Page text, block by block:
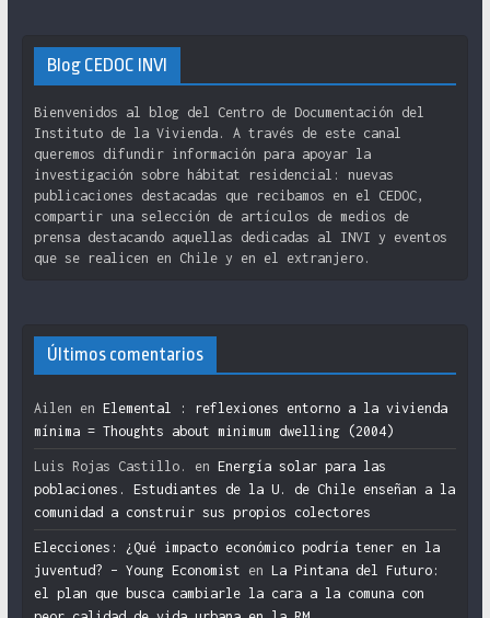
Blog CEDOC INVI
Bienvenidos al blog del Centro de Documentación del
Instituto de la Vivienda. A través de este canal
queremos difundir información para apoyar la
investigación sobre hábitat residencial: nuevas
publicaciones destacadas que recibamos en el CEDOC,
compartir una selección de artículos de medios de
prensa destacando aquellas dedicadas al INVI y eventos
que se realicen en Chile y en el extranjero.
Últimos comentarios
Ailen en Elemental : reflexiones entorno a la vivienda
mínima = Thoughts about minimum dwelling (2004)
Luis Rojas Castillo. en Energía solar para las
poblaciones. Estudiantes de la U. de Chile enseñan a la
comunidad a construir sus propios colectores
Elecciones: ¿Qué impacto económico podría tener en la
juventud? – Young Economist en La Pintana del Futuro:
el plan que busca cambiarle la cara a la comuna con